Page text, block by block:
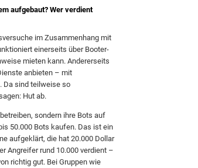
aufgebaut? Wer verdient
im Zusammenhang mit
einerseits über Booter-
mieten kann. Andererseits
anbieten – mit
Da sind teilweise so
Hut ab.
sondern ihre Bots auf
50.000 Bots kaufen. Das ist ein
aufgeklärt, die hat 20.000 Dollar
Angreifer rund 10.000 verdient –
richtig gut. Bei Gruppen wie